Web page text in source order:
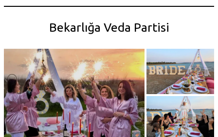
Bekarlığa Veda Partisi